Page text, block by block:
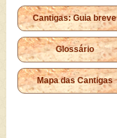
Cantigas: Guia breve
Glossário
Mapa das Cantigas